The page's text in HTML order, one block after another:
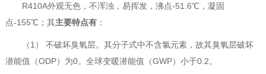
R410A外观无色，不浑浊，易挥发，沸点-51.6℃，凝固
点-155℃；其主要特点有：
（1） 不破坏臭氧层。其分子式中不含氯元素，故其臭氧层破坏
潜能值（ODP）为0。全球变暖潜能值（GWP）小于0.2。